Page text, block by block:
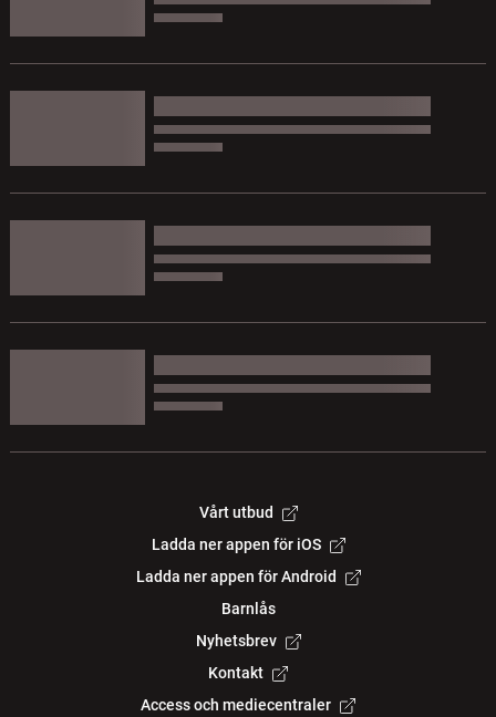
Vårt utbud
Ladda ner appen för iOS
Ladda ner appen för Android
Barnlås
Nyhetsbrev
Kontakt
Access och mediecentraler